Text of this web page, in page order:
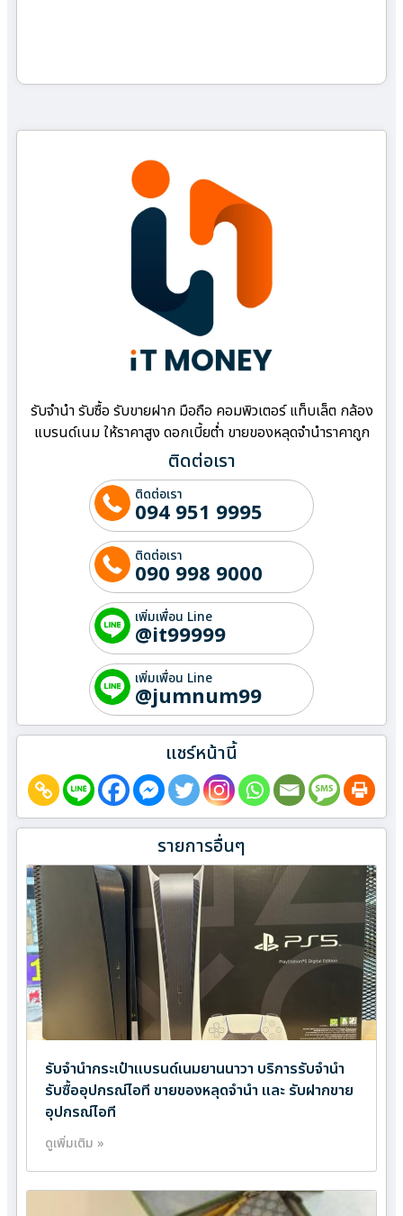
รับจำนำ รับซื้อ รับขายฝาก มือถือ คอมพิวเตอร์ แท็บเล็ต กล้อง
แบรนด์เนม ให้ราคาสูง ดอกเบี้ยต่ำ ขายของหลุดจำนำราคาถูก
ติดต่อเรา
ติดต่อเรา
094 951 9995
ติดต่อเรา
090 998 9000
เพิ่มเพื่อน Line
@it99999
เพิ่มเพื่อน Line
@jumnum99
แชร์หน้านี้
รายการอื่นๆ
รับจำนำกระเป๋าแบรนด์เนมยานนาวา บริการรับจำนำ
รับซื้ออุปกรณ์ไอที ขายของหลุดจำนำ และ รับฝากขาย
อุปกรณ์ไอที
ดูเพิ่มเติม »